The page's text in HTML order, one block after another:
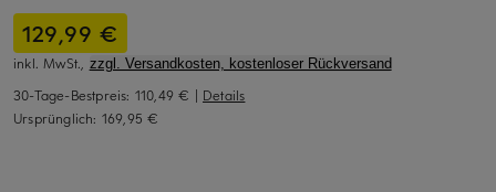
129,99 €
inkl. MwSt., zzgl. Versandkosten, kostenloser Rückversand
30-Tage-Bestpreis: 110,49 € | Details
Ursprünglich: 169,95 €